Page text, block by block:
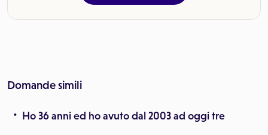
Domande simili
Ho 36 anni ed ho avuto dal 2003 ad oggi tre